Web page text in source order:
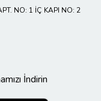
NO: 1 İÇ KAPI NO: 2
İndirin